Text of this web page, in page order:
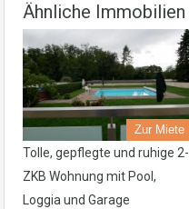
Ähnliche Immobilien
Zur Miete
Tolle, gepflegte und ruhige 2-
ZKB Wohnung mit Pool,
Loggia und Garage